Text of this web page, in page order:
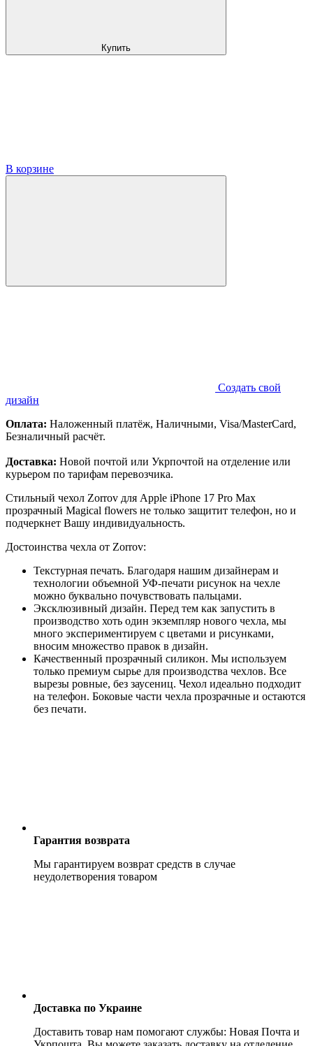
Купить
В корзине
Создать свой
дизайн
Оплата: Наложенный платёж, Наличными, Visa/MasterCard,
Безналичный расчёт.
Доставка: Новой почтой или Укрпочтой на отделение или
курьером по тарифам перевозчика.
Стильный чехол Zorrov для Apple iPhone 17 Pro Max
прозрачный Magical flowers не только защитит телефон, но и
подчеркнет Вашу индивидуальность.
Достоинства чехла от Zorrov:
Текстурная печать. Благодаря нашим дизайнерам и
технологии объемной УФ-печати рисунок на чехле
можно буквально почувствовать пальцами.
Эксклюзивный дизайн. Перед тем как запустить в
производство хоть один экземпляр нового чехла, мы
много экспериментируем с цветами и рисунками,
вносим множество правок в дизайн.
Качественный прозрачный силикон. Мы используем
только премиум сырье для производства чехлов. Все
вырезы ровные, без заусениц. Чехол идеально подходит
на телефон. Боковые части чехла прозрачные и остаются
без печати.
Гарантия возврата
Мы гарантируем возврат средств в случае
неудолетворения товаром
Доставка по Украине
Доставить товар нам помогают службы: Новая Почта и